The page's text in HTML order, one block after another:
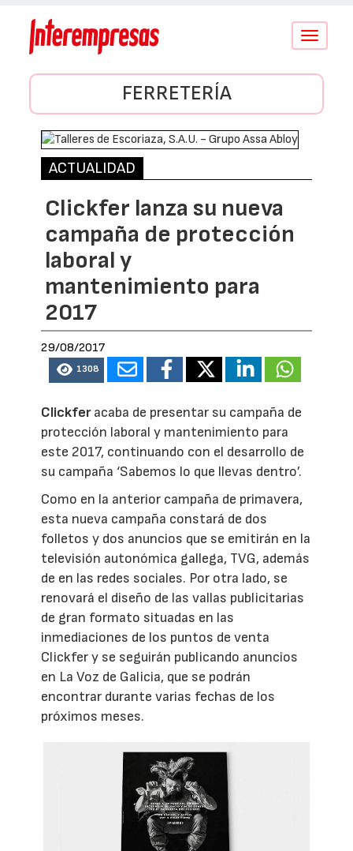
Conmutar
FERRETERÍA
ACTUALIDAD
Clickfer lanza su nueva
campaña de protección
laboral y
mantenimiento para
2017
29/08/2017
1308
Clickferacaba de presentar su campaña de
protección laboral y mantenimiento para
este 2017, continuando con el desarrollo de
su campaña ‘Sabemos lo que llevas dentro’.
Como en la anterior campaña de primavera,
esta nueva campaña constará de dos
folletos y dos anuncios que se emitirán en la
televisión autonómica gallega, TVG, además
de en las redes sociales. Por otra lado, se
renovará el diseño de las vallas publicitarias
de gran formato situadas en las
inmediaciones de los puntos de venta
Clickfer y se seguirán publicando anuncios
en La Voz de Galicia, que se podrán
encontrar durante varias fechas de los
próximos meses.